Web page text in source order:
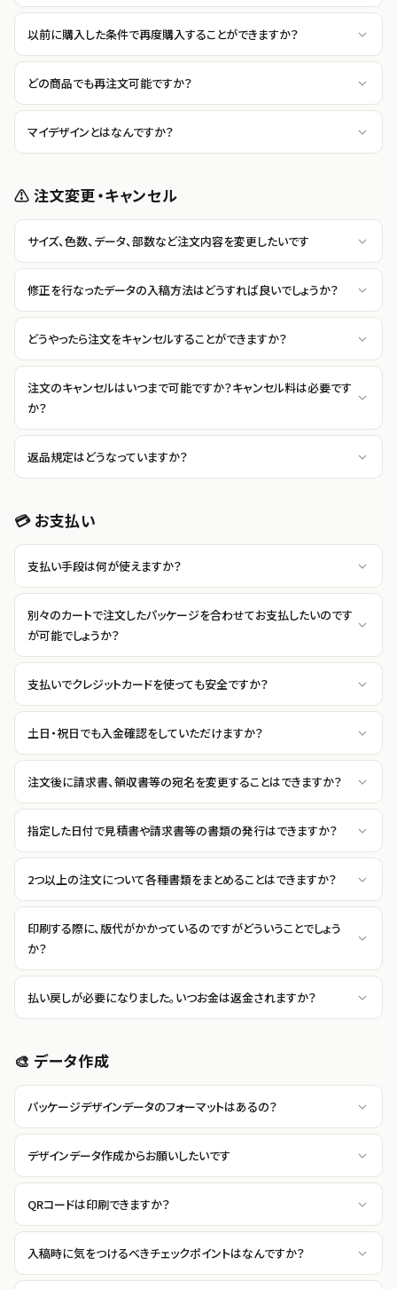
以前に購入した条件で再度購入することができますか？
どの商品でも再注文可能ですか？
マイデザインとはなんですか？
⚠️ 注文変更・キャンセル
サイズ、色数、データ、部数など注文内容を変更したいです
修正を行なったデータの入稿方法はどうすれば良いでしょうか？
どうやったら注文をキャンセルすることができますか？
注文のキャンセルはいつまで可能ですか？キャンセル料は必要です
か？
返品規定はどうなっていますか？
💳 お支払い
支払い手段は何が使えますか？
別々のカートで注文したパッケージを合わせてお支払したいのです
が可能でしょうか？
支払いでクレジットカードを使っても安全ですか？
土日・祝日でも入金確認をしていただけますか？
注文後に請求書、領収書等の宛名を変更することはできますか？
指定した日付で見積書や請求書等の書類の発行はできますか？
2つ以上の注文について各種書類をまとめることはできますか？
印刷する際に、版代がかかっているのですがどういうことでしょう
か？
払い戻しが必要になりました。いつお金は返金されますか？
🎨 データ作成
パッケージデザインデータのフォーマットはあるの？
デザインデータ作成からお願いしたいです
QRコードは印刷できますか？
入稿時に気をつけるべきチェックポイントはなんですか？